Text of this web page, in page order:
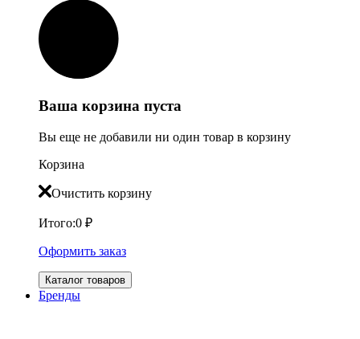
Ваша корзина пуста
Вы еще не добавили ни один товар в корзину
Корзина
Очистить корзину
Итого:0 ₽
Оформить заказ
Каталог товаров
Бренды